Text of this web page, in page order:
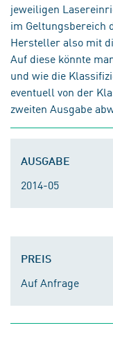
jeweiligen
im Geltungsbereich
Hersteller also mit
Auf diese könnte
und wie die
eventuell von der
zweiten Ausgabe
AUSGABE
2014-05
PREIS
Auf Anfrage